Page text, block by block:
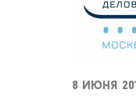
8 июня